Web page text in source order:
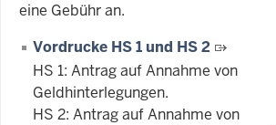
eine Gebühr an.
Vordrucke HS 1 und HS 2
HS 1: Antrag auf Annahme von
Geldhinterlegungen.
HS 2: Antrag auf Annahme von